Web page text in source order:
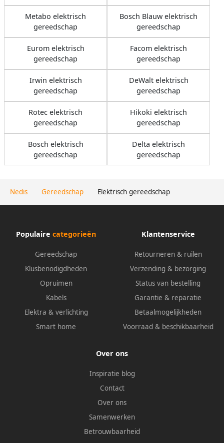
Nedis Gereedschap Elektrisch gereedschap
Metabo elektrisch
gereedschap
Bosch Blauw elektrisch
gereedschap
Eurom elektrisch
gereedschap
Facom elektrisch
gereedschap
Irwin elektrisch
gereedschap
DeWalt elektrisch
gereedschap
Rotec elektrisch
gereedschap
Hikoki elektrisch
gereedschap
Bosch elektrisch
gereedschap
Delta elektrisch
gereedschap
Populaire categorieën
Gereedschap
Klusbenodigdheden
Opruimen
Kabels
Elektra & verlichting
Smart home
Klantenservice
Retourneren & ruilen
Verzending & bezorging
Status van bestelling
Garantie & reparatie
Betaalmogelijkheden
Voorraad & beschikbaarheid
Over ons
Inspiratie blog
Contact
Over ons
Samenwerken
Betrouwbaarheid